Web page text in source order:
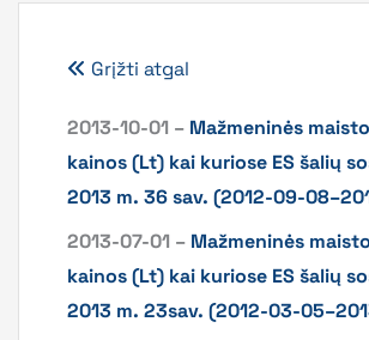
Grįžti atgal
2013-10-01 – Mažmeninės
kainos (Lt) kai kuriose ES šalių
2013 m. 36 sav. (2012-09-
2013-07-01 – Mažmeninės
kainos (Lt) kai kuriose ES šalių
2013 m. 23sav. (2012-03-